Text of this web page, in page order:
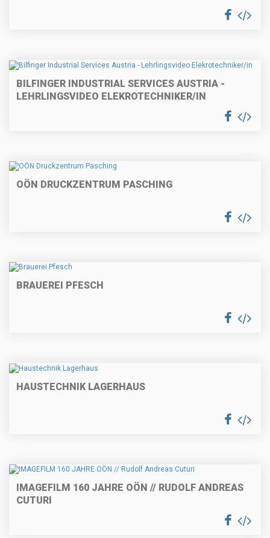
BILFINGER INDUSTRIAL SERVICES AUSTRIA -
LEHRLINGSVIDEO ELEKROTECHNIKER/IN
OÖN DRUCKZENTRUM PASCHING
BRAUEREI PFESCH
HAUSTECHNIK LAGERHAUS
IMAGEFILM 160 JAHRE OÖN // RUDOLF ANDREAS
CUTURI